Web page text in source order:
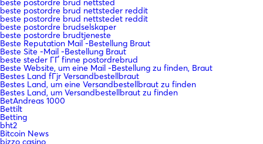
beste postordre brud nettsted
beste postordre brud nettsteder reddit
beste postordre brud nettstedet reddit
beste postordre brudselskaper
beste postordre brudtjeneste
Beste Reputation Mail -Bestellung Braut
Beste Site -Mail -Bestellung Braut
beste steder ГҐ finne postordrebrud
Beste Website, um eine Mail -Bestellung zu finden, Braut
Bestes Land fГјr Versandbestellbraut
Bestes Land, um eine Versandbestellbraut zu finden
Bestes Land, um Versandbestellbraut zu finden
BetAndreas 1000
Bettilt
Betting
bht2
Bitcoin News
bizzo casino